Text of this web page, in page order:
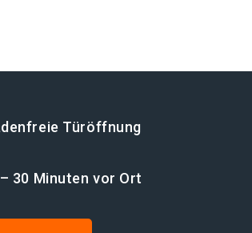
Türöffnung
30 Minuten vor Ort